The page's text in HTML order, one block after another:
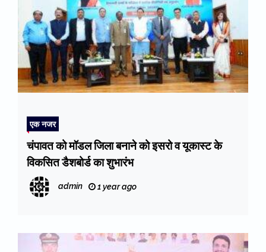
एक नजर
चंपावत को मॉडल जिला बनाने को इसरो व यूकास्ट के
विकसित डैशबोर्ड का शुभारंभ
admin 1 year ago